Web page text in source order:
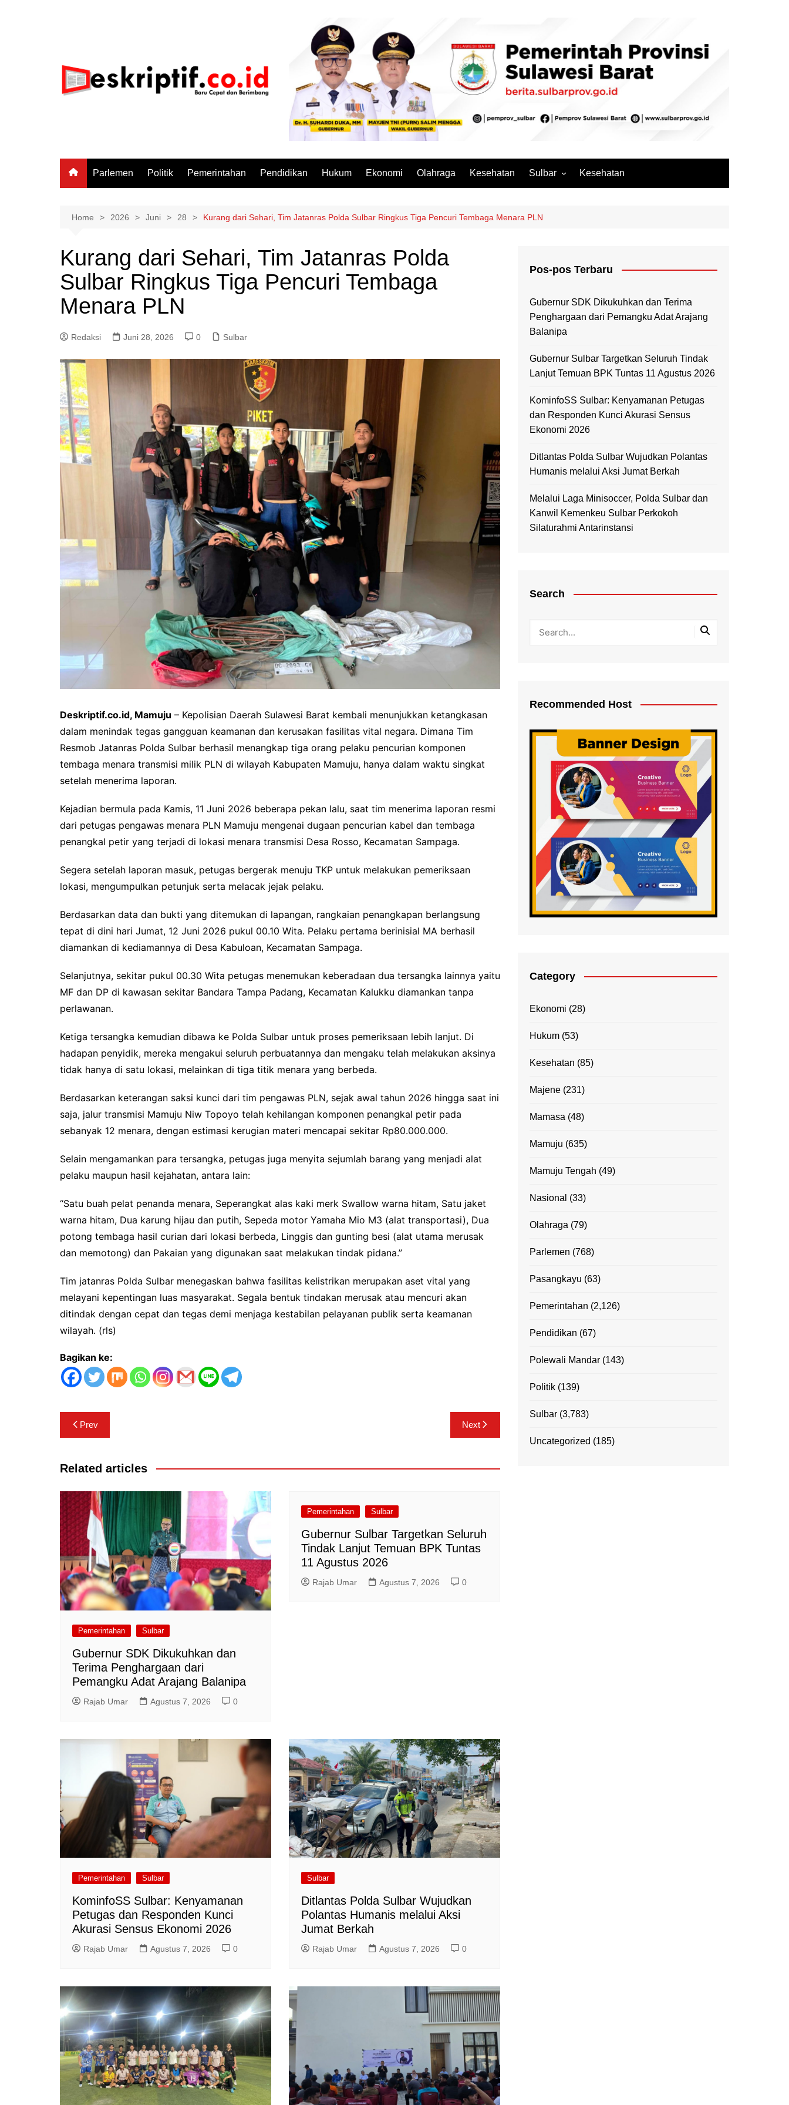
Parlemen Politik Pemerintahan Pendidikan Hukum Ekonomi Olahraga Kesehatan Sulbar
Mamuju Tengah
Mamasa
Kesehatan
Home 2026 Juni 28 Kurang dari Sehari, Tim Jatanras Polda Sulbar Ringkus Tiga Pencuri Tembaga Menara PLN
Kurang dari Sehari, Tim Jatanras Polda
Sulbar Ringkus Tiga Pencuri Tembaga
Menara PLN
Redaksi Juni 28, 2026 0 Sulbar
Deskriptif.co.id, Mamuju – Kepolisian Daerah Sulawesi Barat kembali menunjukkan ketangkasan
dalam menindak tegas gangguan keamanan dan kerusakan fasilitas vital negara. Dimana Tim
Resmob Jatanras Polda Sulbar berhasil menangkap tiga orang pelaku pencurian komponen
tembaga menara transmisi milik PLN di wilayah Kabupaten Mamuju, hanya dalam waktu singkat
setelah menerima laporan.
Kejadian bermula pada Kamis, 11 Juni 2026 beberapa pekan lalu, saat tim menerima laporan resmi
dari petugas pengawas menara PLN Mamuju mengenai dugaan pencurian kabel dan tembaga
penangkal petir yang terjadi di lokasi menara transmisi Desa Rosso, Kecamatan Sampaga.
Segera setelah laporan masuk, petugas bergerak menuju TKP untuk melakukan pemeriksaan
lokasi, mengumpulkan petunjuk serta melacak jejak pelaku.
Berdasarkan data dan bukti yang ditemukan di lapangan, rangkaian penangkapan berlangsung
tepat di dini hari Jumat, 12 Juni 2026 pukul 00.10 Wita. Pelaku pertama berinisial MA berhasil
diamankan di kediamannya di Desa Kabuloan, Kecamatan Sampaga.
Selanjutnya, sekitar pukul 00.30 Wita petugas menemukan keberadaan dua tersangka lainnya yaitu
MF dan DP di kawasan sekitar Bandara Tampa Padang, Kecamatan Kalukku diamankan tanpa
perlawanan.
Ketiga tersangka kemudian dibawa ke Polda Sulbar untuk proses pemeriksaan lebih lanjut. Di
hadapan penyidik, mereka mengakui seluruh perbuatannya dan mengaku telah melakukan aksinya
tidak hanya di satu lokasi, melainkan di tiga titik menara yang berbeda.
Berdasarkan keterangan saksi kunci dari tim pengawas PLN, sejak awal tahun 2026 hingga saat ini
saja, jalur transmisi Mamuju Niw Topoyo telah kehilangan komponen penangkal petir pada
sebanyak 12 menara, dengan estimasi kerugian materi mencapai sekitar Rp80.000.000.
Selain mengamankan para tersangka, petugas juga menyita sejumlah barang yang menjadi alat
pelaku maupun hasil kejahatan, antara lain:
“Satu buah pelat penanda menara, Seperangkat alas kaki merk Swallow warna hitam, Satu jaket
warna hitam, Dua karung hijau dan putih, Sepeda motor Yamaha Mio M3 (alat transportasi), Dua
potong tembaga hasil curian dari lokasi berbeda, Linggis dan gunting besi (alat utama merusak
dan memotong) dan Pakaian yang digunakan saat melakukan tindak pidana.”
Tim jatanras Polda Sulbar menegaskan bahwa fasilitas kelistrikan merupakan aset vital yang
melayani kepentingan luas masyarakat. Segala bentuk tindakan merusak atau mencuri akan
ditindak dengan cepat dan tegas demi menjaga kestabilan pelayanan publik serta keamanan
wilayah. (rls)
Bagikan ke:
Navigasi
pos
Prev Next
Related articles
Pemerintahan Sulbar
Gubernur SDK Dikukuhkan dan
Terima Penghargaan dari
Pemangku Adat Arajang Balanipa
Rajab Umar Agustus 7, 2026 0
Pemerintahan Sulbar
Gubernur Sulbar Targetkan Seluruh
Tindak Lanjut Temuan BPK Tuntas
11 Agustus 2026
Rajab Umar Agustus 7, 2026 0
Pemerintahan Sulbar
KominfoSS Sulbar: Kenyamanan
Petugas dan Responden Kunci
Akurasi Sensus Ekonomi 2026
Rajab Umar Agustus 7, 2026 0
Sulbar
Ditlantas Polda Sulbar Wujudkan
Polantas Humanis melalui Aksi
Jumat Berkah
Rajab Umar Agustus 7, 2026 0
Pos-pos Terbaru
Gubernur SDK Dikukuhkan dan Terima
Penghargaan dari Pemangku Adat Arajang
Balanipa
Gubernur Sulbar Targetkan Seluruh Tindak
Lanjut Temuan BPK Tuntas 11 Agustus 2026
KominfoSS Sulbar: Kenyamanan Petugas
dan Responden Kunci Akurasi Sensus
Ekonomi 2026
Ditlantas Polda Sulbar Wujudkan Polantas
Humanis melalui Aksi Jumat Berkah
Melalui Laga Minisoccer, Polda Sulbar dan
Kanwil Kemenkeu Sulbar Perkokoh
Silaturahmi Antarinstansi
Search
Recommended Host
Category
Ekonomi (28)
Hukum (53)
Kesehatan (85)
Majene (231)
Mamasa (48)
Mamuju (635)
Mamuju Tengah (49)
Nasional (33)
Olahraga (79)
Parlemen (768)
Pasangkayu (63)
Pemerintahan (2,126)
Pendidikan (67)
Polewali Mandar (143)
Politik (139)
Sulbar (3,783)
Uncategorized (185)